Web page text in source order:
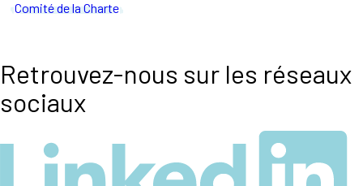
Comité de la Charte
Retrouvez-nous sur les réseaux
sociaux